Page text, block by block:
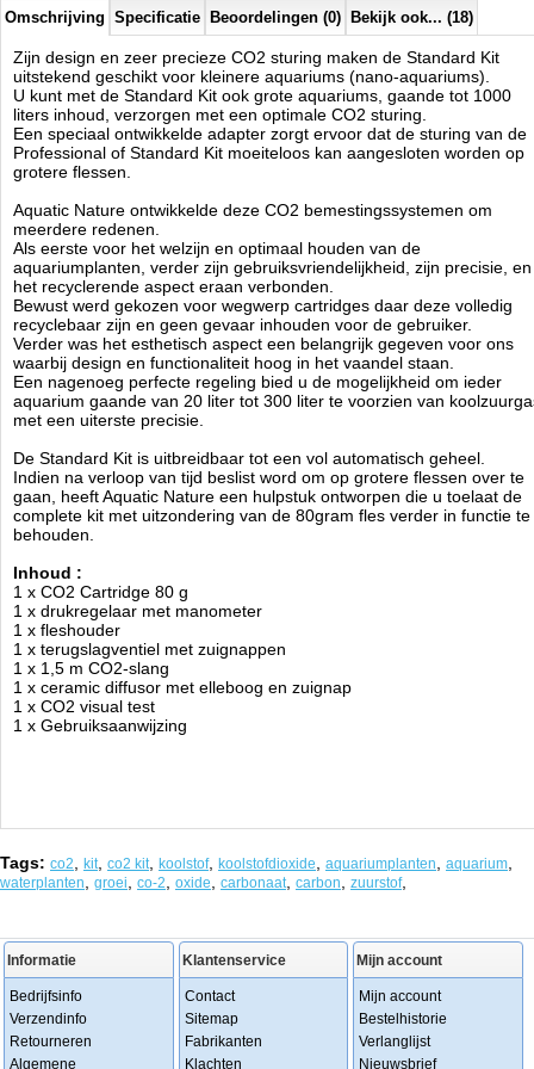
1 x Gebruiksaanwijzing
Aquatic Nature
Manufactured by:Aquatic Nature
Model: AN-02752
Product ID:
3.4215 149.96 149.96 Available from:Aquariumonderdelen.nl 2026-08-19
Pre-OrderNew
Omschrijving Specificatie Beoordelingen (0) Bekijk ook... (18)
Zijn design en zeer precieze CO2 sturing maken de Standard Kit
uitstekend geschikt voor kleinere aquariums (nano-aquariums).
U kunt met de Standard Kit ook grote aquariums, gaande tot 1000
liters inhoud, verzorgen met een optimale CO2 sturing.
Een speciaal ontwikkelde adapter zorgt ervoor dat de sturing van de
Professional of Standard Kit moeiteloos kan aangesloten worden op
grotere flessen.
Aquatic Nature ontwikkelde deze CO2 bemestingssystemen om
meerdere redenen.
Als eerste voor het welzijn en optimaal houden van de
aquariumplanten, verder zijn gebruiksvriendelijkheid, zijn precisie, en
het recyclerende aspect eraan verbonden.
Bewust werd gekozen voor wegwerp cartridges daar deze volledig
recyclebaar zijn en geen gevaar inhouden voor de gebruiker.
Verder was het esthetisch aspect een belangrijk gegeven voor ons
waarbij design en functionaliteit hoog in het vaandel staan.
Een nagenoeg perfecte regeling bied u de mogelijkheid om ieder
aquarium gaande van 20 liter tot 300 liter te voorzien van
met een uiterste precisie.
De Standard Kit is uitbreidbaar tot een vol automatisch geheel.
Indien na verloop van tijd beslist word om op grotere flessen over te
gaan, heeft Aquatic Nature een hulpstuk ontworpen die u toelaat de
complete kit met uitzondering van de 80gram fles verder in functie te
behouden.
Inhoud :
1 x CO2 Cartridge 80 g
1 x drukregelaar met manometer
1 x fleshouder
1 x terugslagventiel met zuignappen
1 x 1,5 m CO2-slang
1 x ceramic diffusor met elleboog en zuignap
1 x CO2 visual test
1 x Gebruiksaanwijzing
Tags: co2 kit co2 kit koolstof, koolstofdioxide aquariumplanten aquarium
waterplanten groei co-2 oxide carbonaat carbon zuurstof,
Informatie
Bedrijfsinfo
Verzendinfo
Retourneren
Algemene
Klantenservice
Contact
Sitemap
Fabrikanten
Klachten
Mijn account
Mijn account
Bestelhistorie
Verlanglijst
Nieuwsbrief